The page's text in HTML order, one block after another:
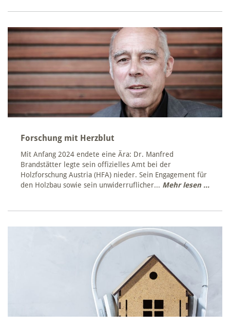
Forschung mit Herzblut
Mit Anfang 2024 endete eine Ära: Dr. Manfred
Brandstätter legte sein offizielles Amt bei der
Holzforschung Austria (HFA) nieder. Sein Engagement für
den Holzbau sowie sein unwiderruflicher... Mehr lesen ...